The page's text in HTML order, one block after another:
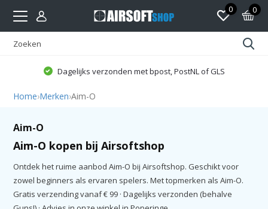
0 0
Dagelijks verzonden met bpost, PostNL of GLS
Home›Merken›Aim-O
Aim-O
Aim-O kopen bij Airsoftshop
Ontdek het ruime aanbod Aim-O bij Airsoftshop. Geschikt voor
zowel beginners als ervaren spelers. Met topmerken als Aim-O.
Gratis verzending vanaf € 99 · Dagelijks verzonden (behalve